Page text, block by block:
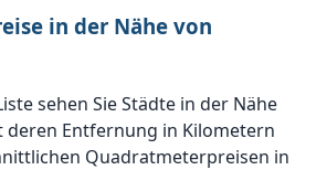
in der Nähe von
sehen Sie Städte in der Nähe
deren Entfernung in Kilometern
Quadratmeterpreisen in